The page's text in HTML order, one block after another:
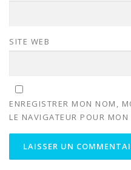
SITE WEB
ENREGISTRER MON NOM,
LE NAVIGATEUR POUR